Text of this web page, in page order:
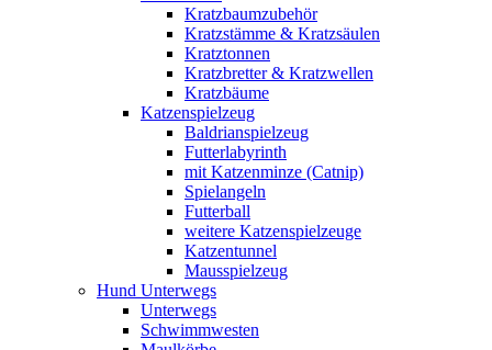
Kratzbaumzubehör
Kratzstämme & Kratzsäulen
Kratztonnen
Kratzbretter & Kratzwellen
Kratzbäume
Katzenspielzeug
Baldrianspielzeug
Futterlabyrinth
mit Katzenminze (Catnip)
Spielangeln
Futterball
weitere Katzenspielzeuge
Katzentunnel
Mausspielzeug
Hund Unterwegs
Unterwegs
Schwimmwesten